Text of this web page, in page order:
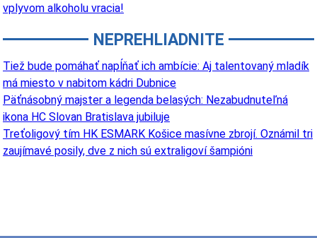
vplyvom alkoholu vracia!
NEPREHLIADNITE
Tiež bude pomáhať napĺňať ich ambície: Aj talentovaný mladík
má miesto v nabitom kádri Dubnice
Päťnásobný majster a legenda belasých: Nezabudnuteľná
ikona HC Slovan Bratislava jubiluje
Treťoligový tím HK ESMARK Košice masívne zbrojí. Oznámil tri
zaujímavé posily, dve z nich sú extraligoví šampióni